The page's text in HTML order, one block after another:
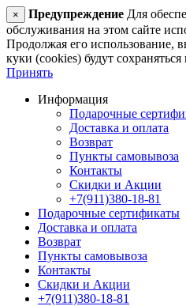
× Предупреждение Для
обслуживания на этом сайте
Продолжая его использование,
куки (cookies) будут
Принять
Информация
Подарочные
Доставка и оплата
Возврат
Пункты самовывоза
Контакты
Скидки и Акции
+7(911)380-18-81
Подарочные сертификаты
Доставка и оплата
Возврат
Пункты самовывоза
Контакты
Скидки и Акции
+7(911)380-18-81